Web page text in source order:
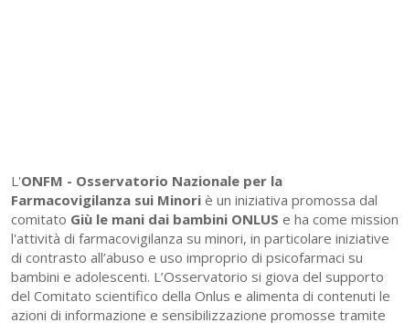
L'ONFM - Osservatorio Nazionale per la
Farmacovigilanza sui Minori è un iniziativa promossa dal
comitato Giù le mani dai bambini ONLUS e ha come mission
l'attività di farmacovigilanza su minori, in particolare iniziative
di contrasto all’abuso e uso improprio di psicofarmaci su
bambini e adolescenti. L’Osservatorio si giova del supporto
del Comitato scientifico della Onlus e alimenta di contenuti le
azioni di informazione e sensibilizzazione promosse tramite